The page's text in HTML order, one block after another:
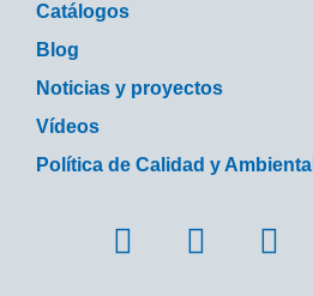
Catálogos
Blog
Noticias y proyectos
Vídeos
Política de Calidad y Ambiental